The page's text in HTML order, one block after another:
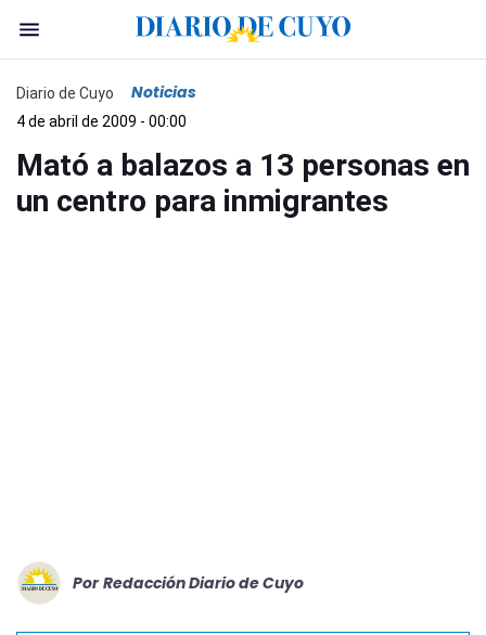
Diario de Cuyo Noticias
4 de abril de 2009 - 00:00
Mató a balazos a 13 personas en
un centro para inmigrantes
Por Redacción Diario de Cuyo